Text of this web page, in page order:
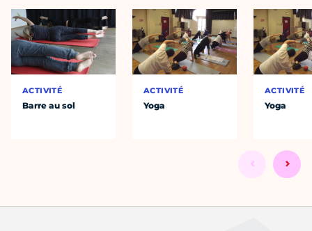
ACTIVITÉ
Barre au sol
ACTIVITÉ
Yoga
ACTIVITÉ
Yoga